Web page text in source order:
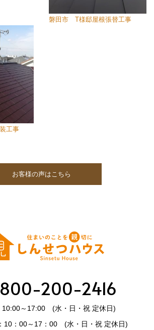
磐田市 T様邸屋根張替工事
工事
お客様の声はこちら
200-2416
10:00～17:00 (水・日・祝 定休日)
10：00～17：00 (水・日・祝 定休日)